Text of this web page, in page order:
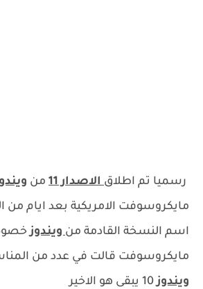
رسميا تم اطلاقالاصدار 11 من
مايكروسوفت الامريكية بعد ايام من
اسم النسخة القادمة منويندوز
مايكروسوفت قالت في عدد من
ويندوز10 يبقى هو الاخير